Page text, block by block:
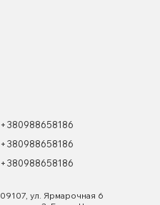
+380988658186
+380988658186
+380988658186
09107, ул. Ярмарочная 6